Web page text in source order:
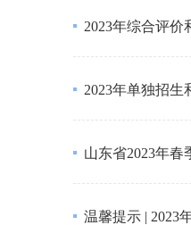
2023年综合评
2023年单独招
山东省2023年
温馨提示 | 2023